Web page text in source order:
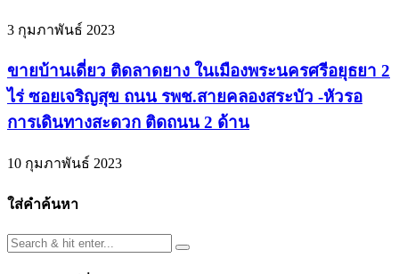
3 กุมภาพันธ์ 2023
ขายบ้านเดี่ยว ติดลาดยาง ในเมืองพระนครศรีอยุธยา 2
ไร่ ซอยเจริญสุข ถนน รพช.สายคลองสระบัว -หัวรอ
การเดินทางสะดวก ติดถนน 2 ด้าน
10 กุมภาพันธ์ 2023
ใส่คำค้นหา